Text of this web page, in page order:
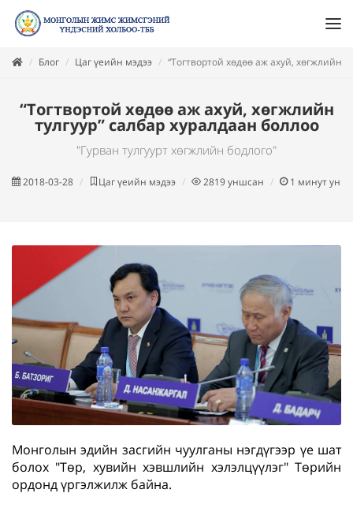
Блог Цаг үеийн мэдээ “Тогтвортой хөдөө аж ахуй, хөгжлийн
“Тогтвортой хөдөө аж ахуй, хөгжлийн
тулгуур” салбар хуралдаан боллоо
"Гурван тулгуурт хөгжлийн бодлого"
2018-03-28 Цаг үеийн мэдээ 2819уншсан 1 минут
Монголын эдийн засгийн чуулганы нэгдүгээр үе шат
болох "Төр, хувийн хэвшлийн хэлэлцүүлэг" Төрийн
ордонд үргэлжилж байна.